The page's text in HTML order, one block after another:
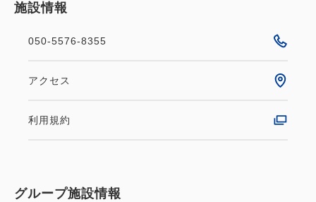
分
施設情報
050-5576-8355
アクセス
利用規約
グループ施設情報